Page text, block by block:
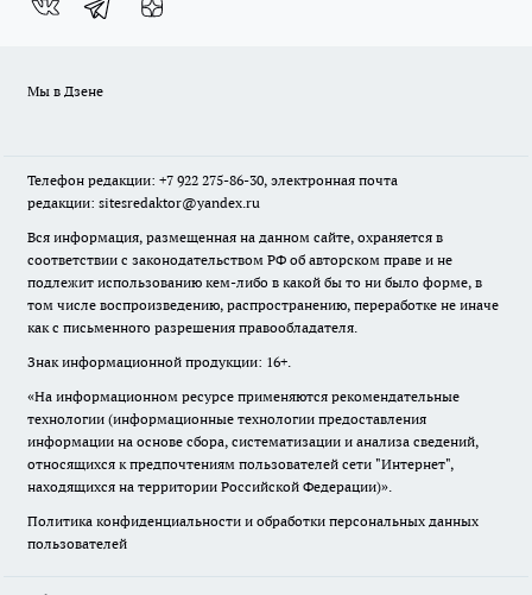
Мы в Дзене
Телефон редакции: +7 922 275-86-30, электронная почта
редакции: sitesredaktor@yandex.ru
Вся информация, размещенная на данном сайте, охраняется в
соответствии с законодательством РФ об авторском праве и не
подлежит использованию кем-либо в какой бы то ни было форме, в
том числе воспроизведению, распространению, переработке не иначе
как с письменного разрешения правообладателя.
Знак информационной продукции: 16+.
«На информационном ресурсе применяются рекомендательные
технологии (информационные технологии предоставления
информации на основе сбора, систематизации и анализа сведений,
относящихся к предпочтениям пользователей сети "Интернет",
находящихся на территории Российской Федерации)».
Политика конфиденциальности и обработки персональных данных
пользователей